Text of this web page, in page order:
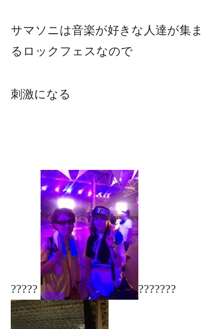
サマソニは音楽が好きな人達が集ま
るロックフェスなので
刺激になる
????? ???????